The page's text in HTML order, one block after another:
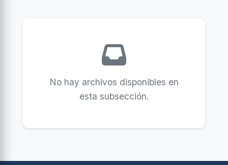
No hay archivos disponibles en
esta subsección.